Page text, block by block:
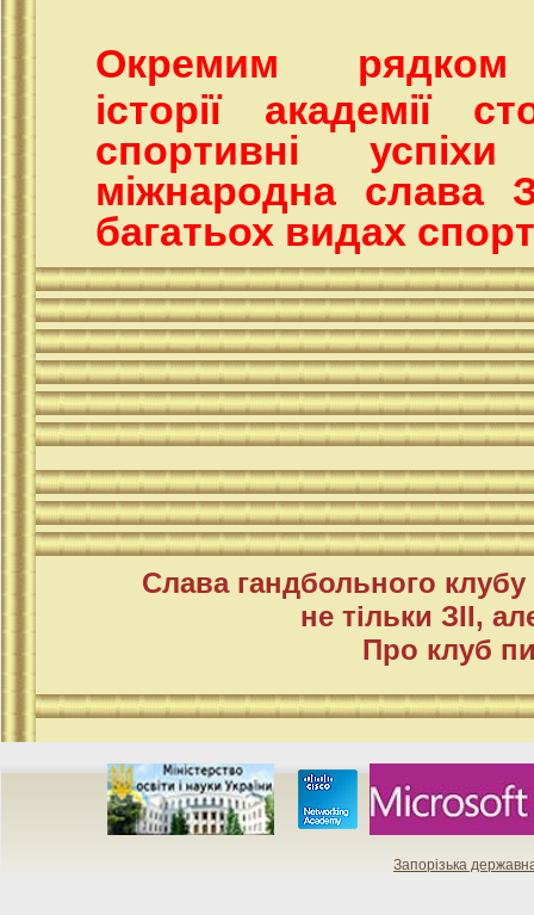
Окремим
історії академії
спортивні
міжнародна слава
багатьох видах
Слава гандбольного
не тільки ЗІІ,
Про клуб
Запорізька